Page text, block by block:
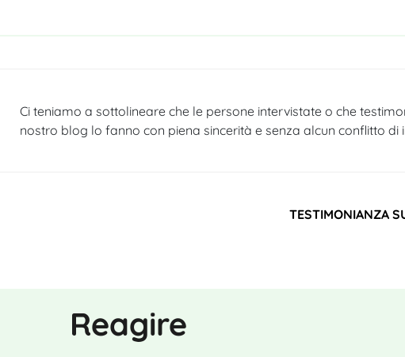
Ci teniamo a sottolineare che le persone intervistate o che
nostro blog lo fanno con piena sincerità e senza alcun conflitto di
TESTIMONIANZA
Reagire